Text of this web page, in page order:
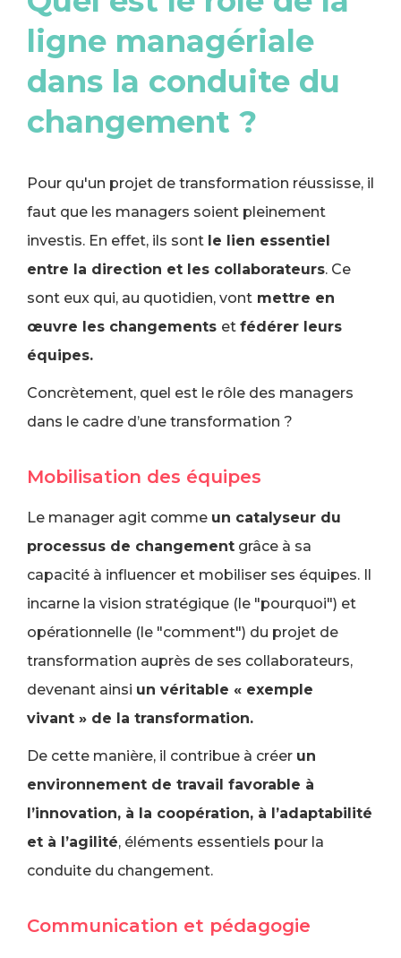
ligne managériale
dans la conduite du
changement ?
Pour qu'un projet de transformation réussisse, il
faut que les managers soient pleinement
investis. En effet, ils sont le lien essentiel
entre la direction et les collaborateurs. Ce
sont eux qui, au quotidien, vont mettre en
œuvre les changements et fédérer leurs
équipes.
Concrètement, quel est le rôle des managers
dans le cadre d’une transformation ?
Mobilisation des équipes
Le manager agit comme un catalyseur du
processus de changement grâce à sa
capacité à influencer et mobiliser ses équipes. Il
incarne la vision stratégique (le "pourquoi") et
opérationnelle (le "comment") du projet de
transformation auprès de ses collaborateurs,
devenant ainsi un véritable « exemple
vivant » de la transformation.
De cette manière, il contribue à créer un
environnement de travail favorable à
l’innovation, à la coopération, à l’adaptabilité
et à l’agilité, éléments essentiels pour la
conduite du changement.
Communication et pédagogie